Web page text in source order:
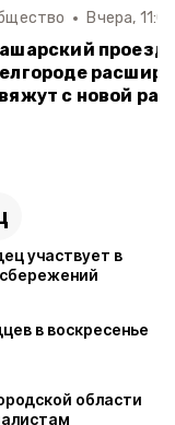
Вчера,
проезд
с новой
участвует в
в воскресенье
области